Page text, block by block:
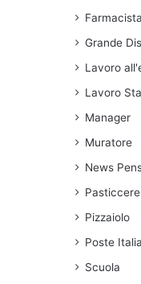
Farmacista
Grande
Lavoro
Lavoro
Manager
Muratore
News
Pasticcere
Pizzaiolo
Poste
Scuola